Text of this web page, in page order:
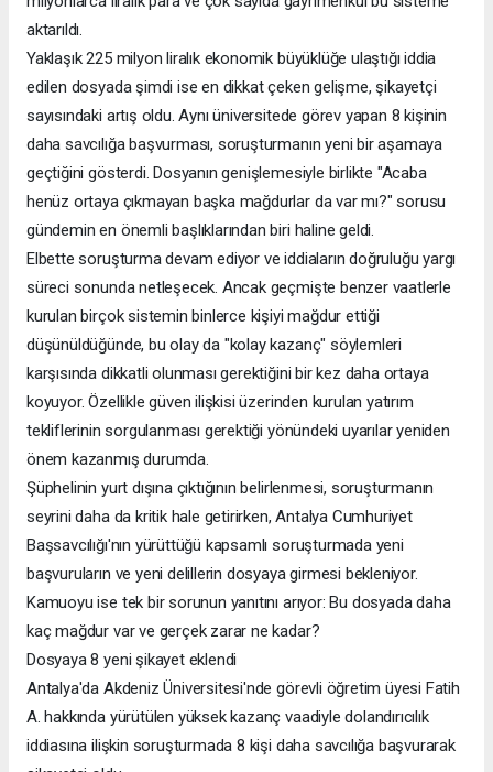
aktarıldı.
Yaklaşık 225 milyon liralık ekonomik büyüklüğe ulaştığı iddia
edilen dosyada şimdi ise en dikkat çeken gelişme, şikayetçi
sayısındaki artış oldu. Aynı üniversitede görev yapan 8 kişinin
daha savcılığa başvurması, soruşturmanın yeni bir aşamaya
geçtiğini gösterdi. Dosyanın genişlemesiyle birlikte "Acaba
henüz ortaya çıkmayan başka mağdurlar da var mı?" sorusu
gündemin en önemli başlıklarından biri haline geldi.
Elbette soruşturma devam ediyor ve iddiaların doğruluğu yargı
süreci sonunda netleşecek. Ancak geçmişte benzer vaatlerle
kurulan birçok sistemin binlerce kişiyi mağdur ettiği
düşünüldüğünde, bu olay da "kolay kazanç" söylemleri
karşısında dikkatli olunması gerektiğini bir kez daha ortaya
koyuyor. Özellikle güven ilişkisi üzerinden kurulan yatırım
tekliflerinin sorgulanması gerektiği yönündeki uyarılar yeniden
önem kazanmış durumda.
Şüphelinin yurt dışına çıktığının belirlenmesi, soruşturmanın
seyrini daha da kritik hale getirirken, Antalya Cumhuriyet
Başsavcılığı'nın yürüttüğü kapsamlı soruşturmada yeni
başvuruların ve yeni delillerin dosyaya girmesi bekleniyor.
Kamuoyu ise tek bir sorunun yanıtını arıyor: Bu dosyada daha
kaç mağdur var ve gerçek zarar ne kadar?
Dosyaya 8 yeni şikayet eklendi
Antalya'da Akdeniz Üniversitesi'nde görevli öğretim üyesi Fatih
A. hakkında yürütülen yüksek kazanç vaadiyle dolandırıcılık
iddiasına ilişkin soruşturmada 8 kişi daha savcılığa başvurarak